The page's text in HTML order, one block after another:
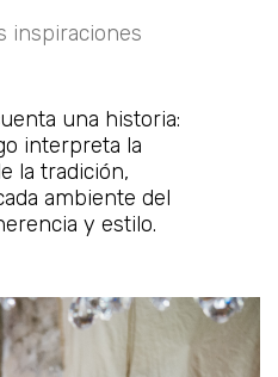
inspiraciones
una historia:
interpreta la
la tradición,
ambiente del
y estilo.